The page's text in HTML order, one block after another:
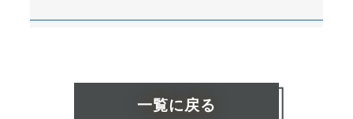
一覧に戻る